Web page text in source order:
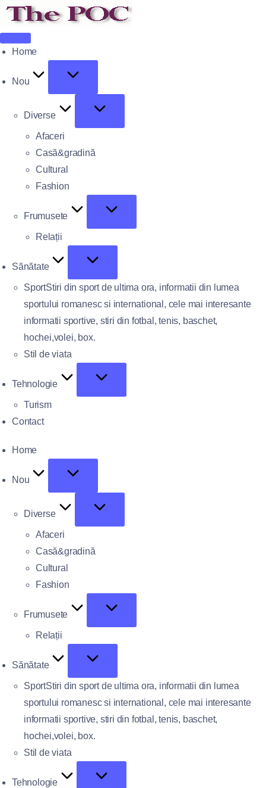
Home
Nou
Diverse
Afaceri
Casă&gradină
Cultural
Fashion
Frumusete
Relații
Sănătate
SportStiri din sport de ultima ora, informatii din lumea
sportului romanesc si international, cele mai interesante
informatii sportive, stiri din fotbal, tenis, baschet,
hochei,volei, box.
Stil de viata
Tehnologie
Turism
Contact
Home
Nou
Diverse
Afaceri
Casă&gradină
Cultural
Fashion
Frumusete
Relații
Sănătate
SportStiri din sport de ultima ora, informatii din lumea
sportului romanesc si international, cele mai interesante
informatii sportive, stiri din fotbal, tenis, baschet,
hochei,volei, box.
Stil de viata
Tehnologie